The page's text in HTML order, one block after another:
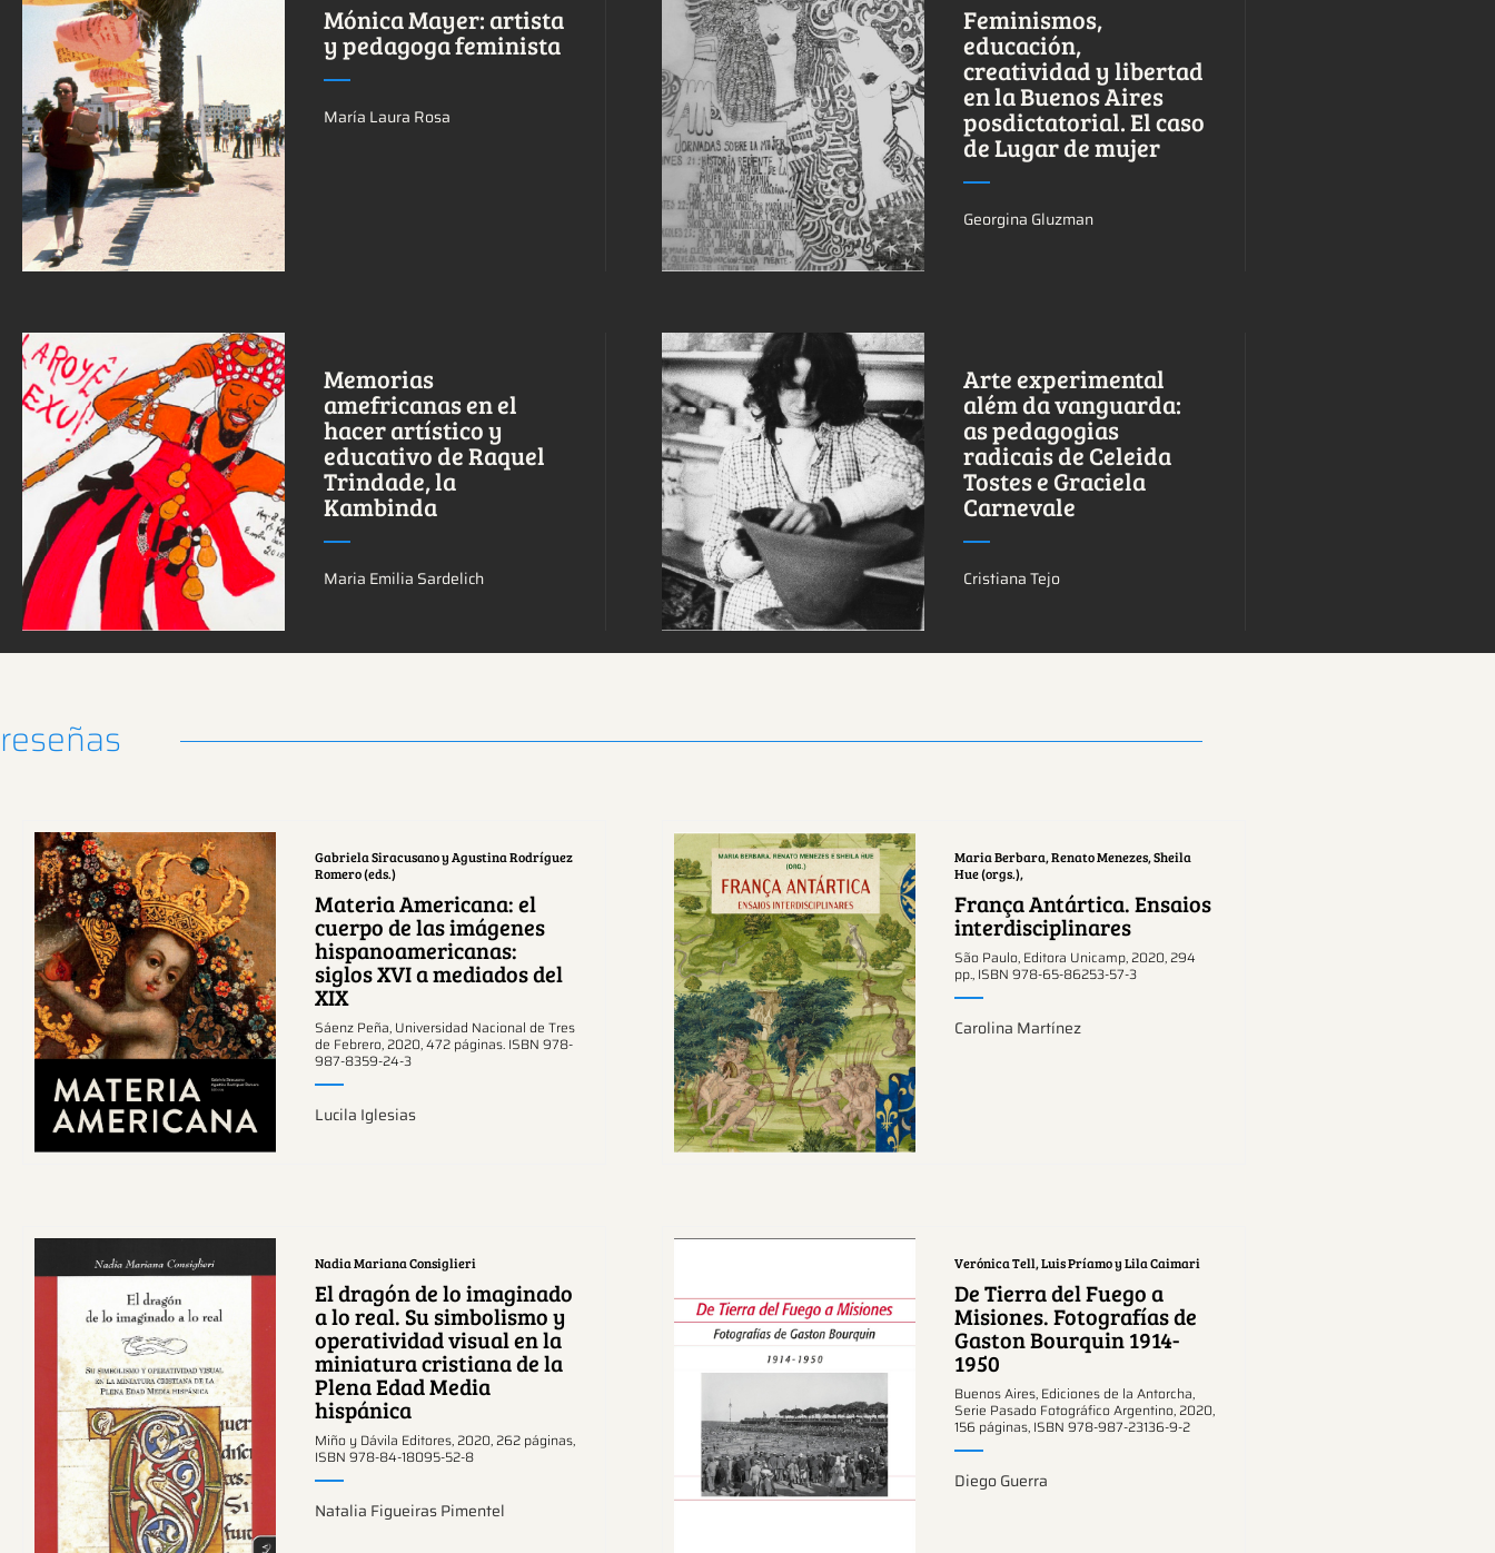
Ver más sobre este
tema.
Mónica Mayer: artista
y pedagoga feminista
María Laura Rosa Ver más sobre este
tema.
Feminismos,
educación,
creatividad y libertad
en la Buenos Aires
posdictatorial. El caso
de Lugar de mujer
Georgina Gluzman
Ver más sobre este
tema.
Memorias
amefricanas en el
hacer artístico y
educativo de Raquel
Trindade, la
Kambinda
Maria Emilia Sardelich
Ver más sobre este
tema.
Arte experimental
além da vanguarda:
as pedagogias
radicais de Celeida
Tostes e Graciela
Carnevale
Cristiana Tejo
reseñas
Ver más sobre este
tema.
Gabriela Siracusano y Agustina Rodríguez
Romero (eds.)
Materia Americana: el
cuerpo de las imágenes
hispanoamericanas:
siglos XVI a mediados del
XIX
Sáenz Peña, Universidad Nacional de Tres
de Febrero, 2020, 472 páginas. ISBN 978-
987-8359-24-3
Lucila Iglesias
Ver más sobre este
tema.
Maria Berbara, Renato Menezes, Sheila
Hue (orgs.),
França Antártica. Ensaios
interdisciplinares
São Paulo, Editora Unicamp, 2020, 294
pp., ISBN 978-65-86253-57-3
Carolina Martínez
Ver más sobre este
tema.
Nadia Mariana Consiglieri
El dragón de lo imaginado
a lo real. Su simbolismo y
operatividad visual en la
miniatura cristiana de la
Plena Edad Media
hispánica
Miño y Dávila Editores, 2020, 262 páginas,
ISBN 978-84-18095-52-8
Natalia Figueiras Pimentel
Ver más sobre este
tema.
Verónica Tell, Luis Príamo y Lila Caimari
De Tierra del Fuego a
Misiones. Fotografías de
Gaston Bourquin 1914-
1950
Buenos Aires, Ediciones de la Antorcha,
Serie Pasado Fotográfico Argentino, 2020,
156 páginas, ISBN 978-987-23136-9-2
Diego Guerra